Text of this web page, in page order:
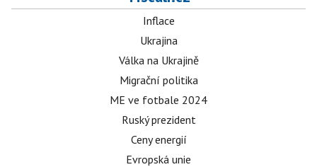
Inflace
Ukrajina
Válka na Ukrajině
Migrační politika
ME ve fotbale 2024
Ruský prezident
Ceny energií
Evropská unie